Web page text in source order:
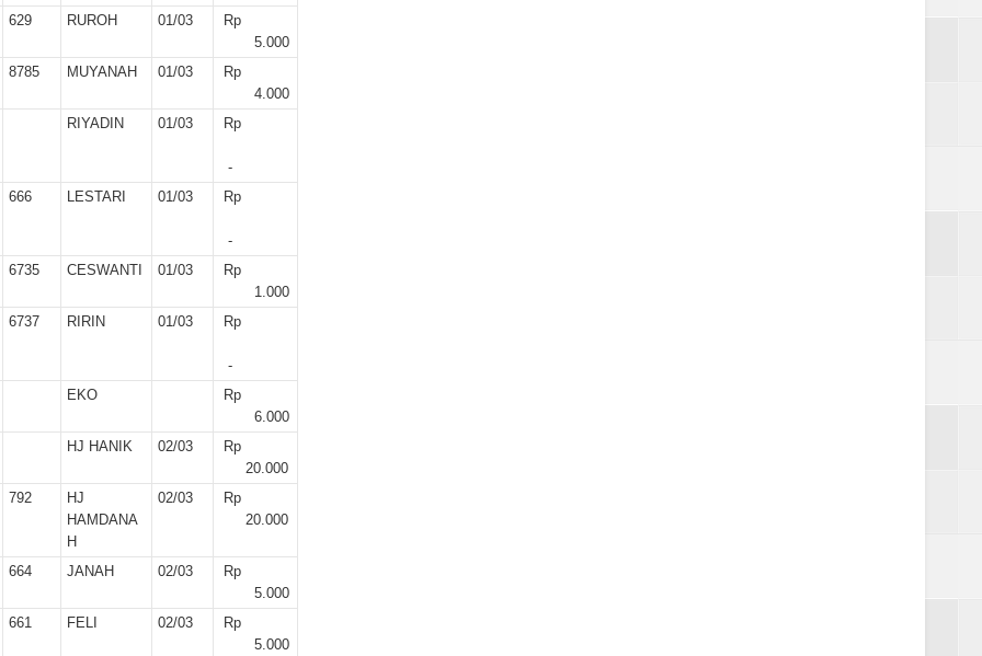
629 RUROH 01/03
Rp
5.000
8785 MUYANAH 01/03
Rp
4.000
RIYADIN 01/03 Rp
-
666 LESTARI 01/03 Rp
-
6735 CESWANTI 01/03
Rp
1.000
6737 RIRIN 01/03 Rp
-
EKO
Rp
6.000
HJ HANIK 02/03
Rp
20.000
792
HJ
HAMDANA
H
02/03
Rp
20.000
664 JANAH 02/03
Rp
5.000
661 FELI 02/03
Rp
5.000